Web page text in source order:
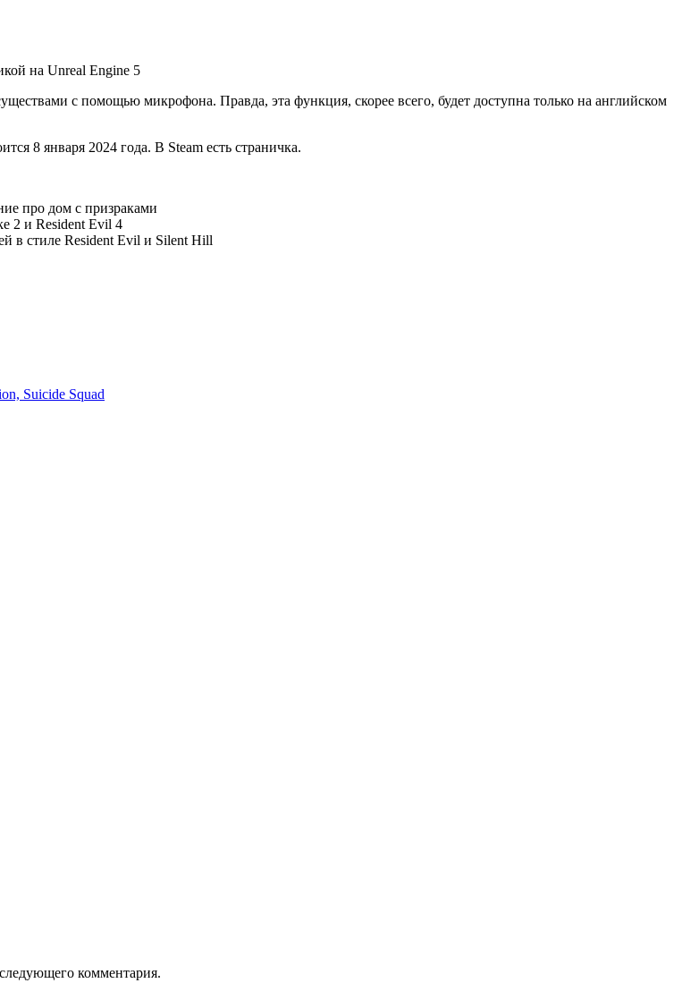
с помощью микрофона. Правда, эта функция, скорее всего, будет доступна только на английском
8 января 2024 года. В Steam есть страничка.
про дом с призраками
2 и Resident Evil 4
в стиле Resident Evil и Silent Hill
Suicide Squad
комментария.